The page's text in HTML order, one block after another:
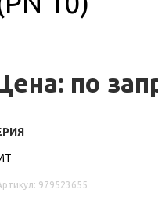
по
979523655